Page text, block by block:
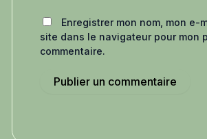
Enregistrer mon nom, mon e-
site dans le navigateur pour mon
commentaire.